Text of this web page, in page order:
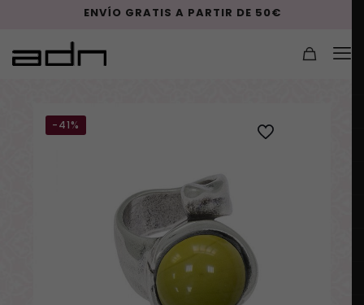
ENVÍO GRATIS A PARTIR DE 50€
-41%